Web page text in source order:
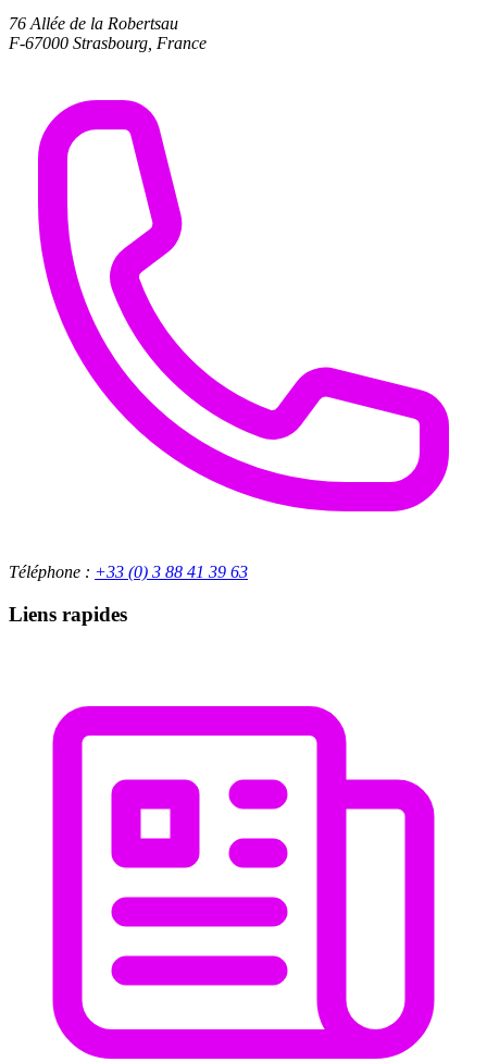
76 Allée de la Robertsau
F-67000 Strasbourg, France
Téléphone : +33 (0) 3 88 41 39 63
Liens rapides